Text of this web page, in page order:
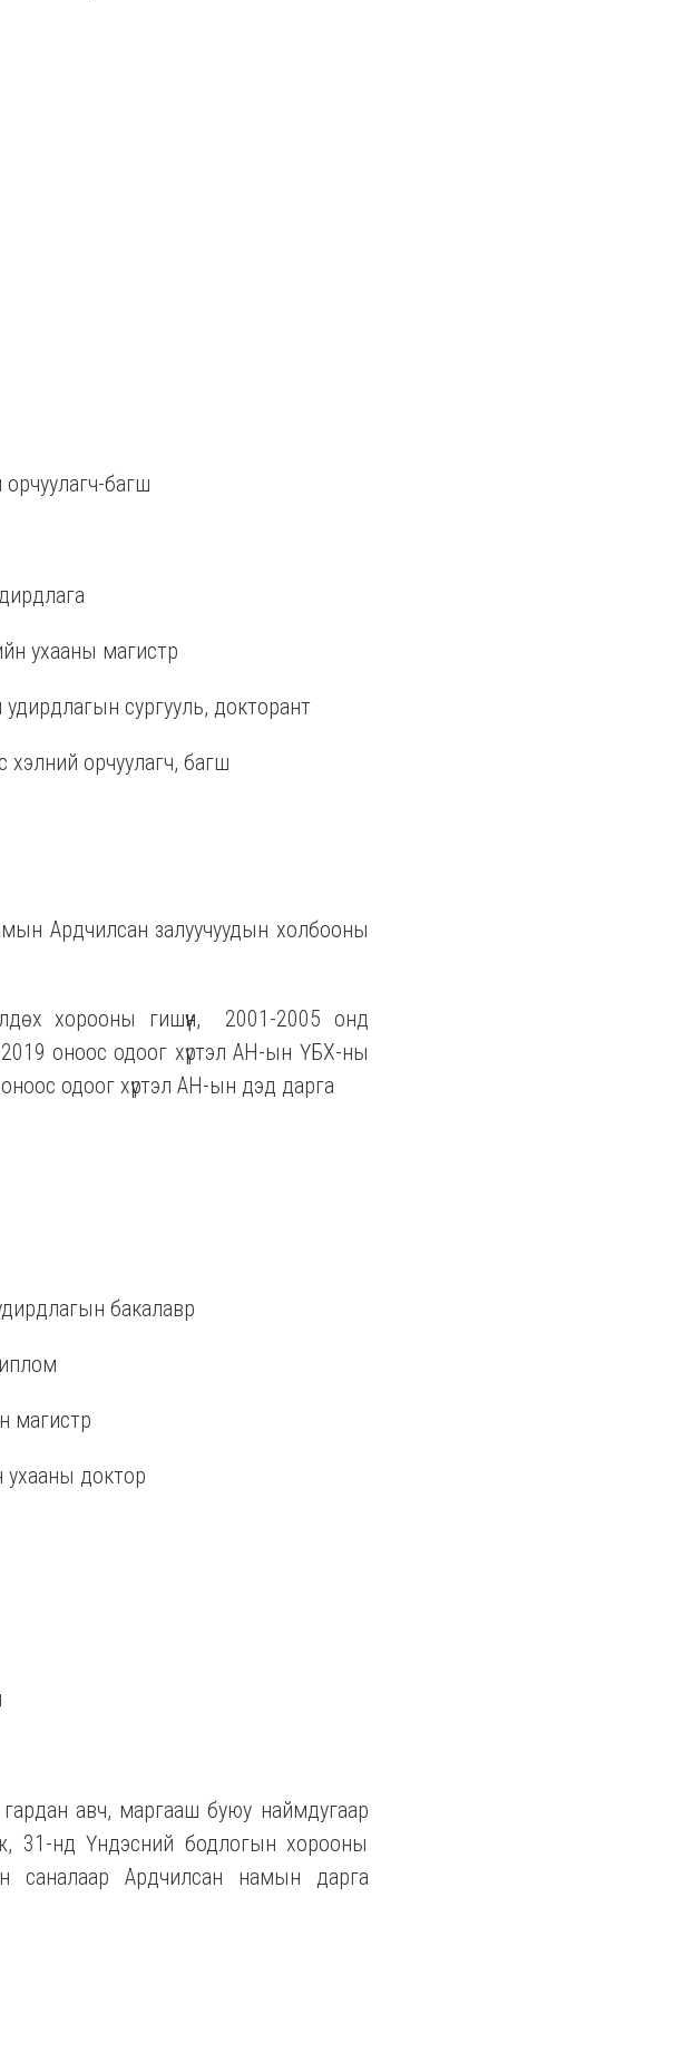
багш
ухааны магистр
сургууль, докторант
хэлний орчуулагч, багш
Ардчилсан залуучуудын холбооны
хорооны гишүүн,
2001-2005 онд
2019 оноос одоог хүртэл АН-ын ҮБХ-ны
оноос одоог хүртэл АН-ын дэд дарга
бакалавр
магистр
доктор
авч, маргааш буюу наймдугаар
31-нд Үндэсний бодлогын хорооны
саналаар Ардчилсан намын дарга